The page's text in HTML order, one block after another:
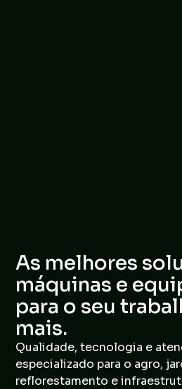
As melhores
máquinas e
para o seu
mais.
Qualidade, tecnologia e
especializado para o agro,
reflorestamento e